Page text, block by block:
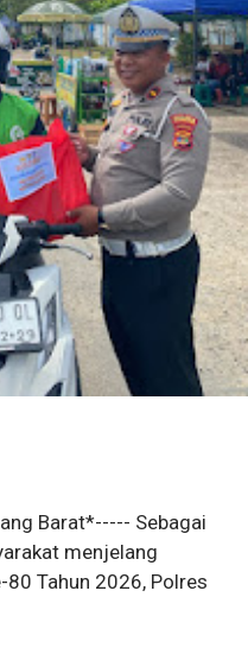
Barat*----- Sebagai
menjelang
80 Tahun 2026, Polres